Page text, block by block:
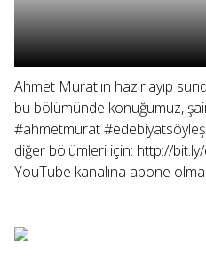
Ahmet Murat'ın hazırlayıp
bu bölümünde konuğumuz,
#ahmetmurat
diğer bölümleri için: http://
YouTube kanalına abone